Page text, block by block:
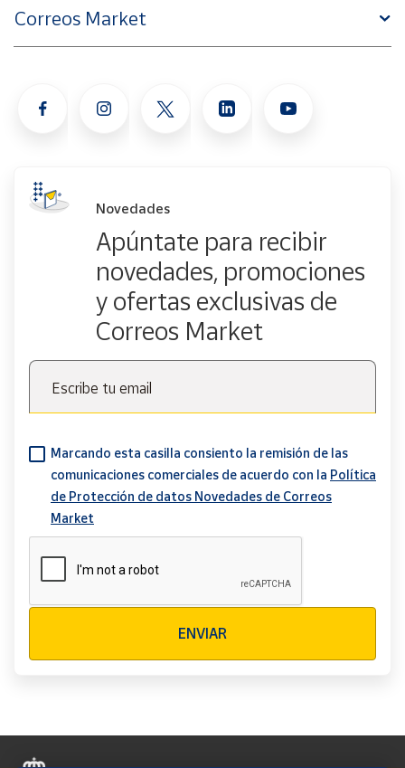
Correos Market
Novedades
Apúntate para recibir
novedades, promociones
y ofertas exclusivas de
Correos Market
Escribe tu email
Marcando esta casilla consiento la remisión de las
comunicaciones comerciales de acuerdo con la Política
de Protección de datos Novedades de Correos
Market
ENVIAR